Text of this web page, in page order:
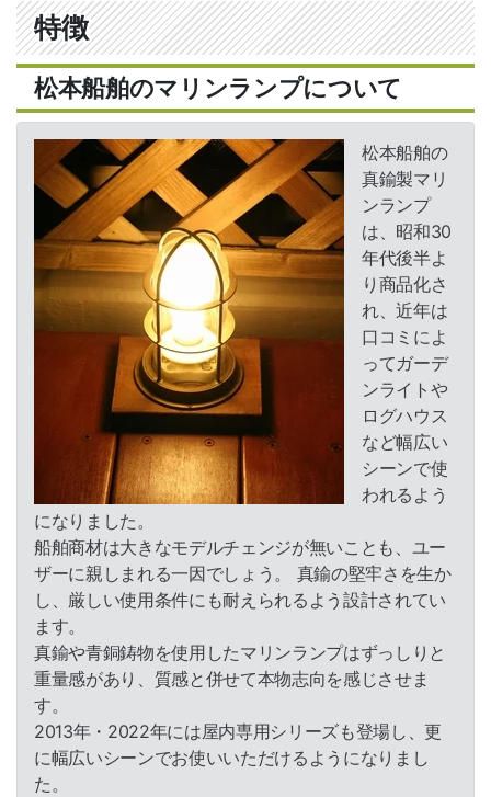
特徴
松本船舶のマリンランプについて
松本船舶の
真鍮製マリ
ンランプ
は、昭和30
年代後半よ
り商品化さ
れ、近年は
口コミによ
ってガーデ
ンライトや
ログハウス
など幅広い
シーンで使
われるよう
になりました。
船舶商材は大きなモデルチェンジが無いことも、ユー
ザーに親しまれる一因でしょう。 真鍮の堅牢さを生か
し、厳しい使用条件にも耐えられるよう設計されてい
ます。
真鍮や青銅鋳物を使用したマリンランプはずっしりと
重量感があり、質感と併せて本物志向を感じさせま
す。
2013年・2022年には屋内専用シリーズも登場し、更
に幅広いシーンでお使いいただけるようになりまし
た。
遮音材 「わんぱく応援マット」
ハンター シーリングファン
制震 補強金具「BOSHIN」
電動オーニング
サービス一覧
新規会員登録
FAX見積用紙
施工写真募集
バンドル販売
施工知識・手順
施工要領書
施工方法（動画）
施工方法（写真）
施工事例